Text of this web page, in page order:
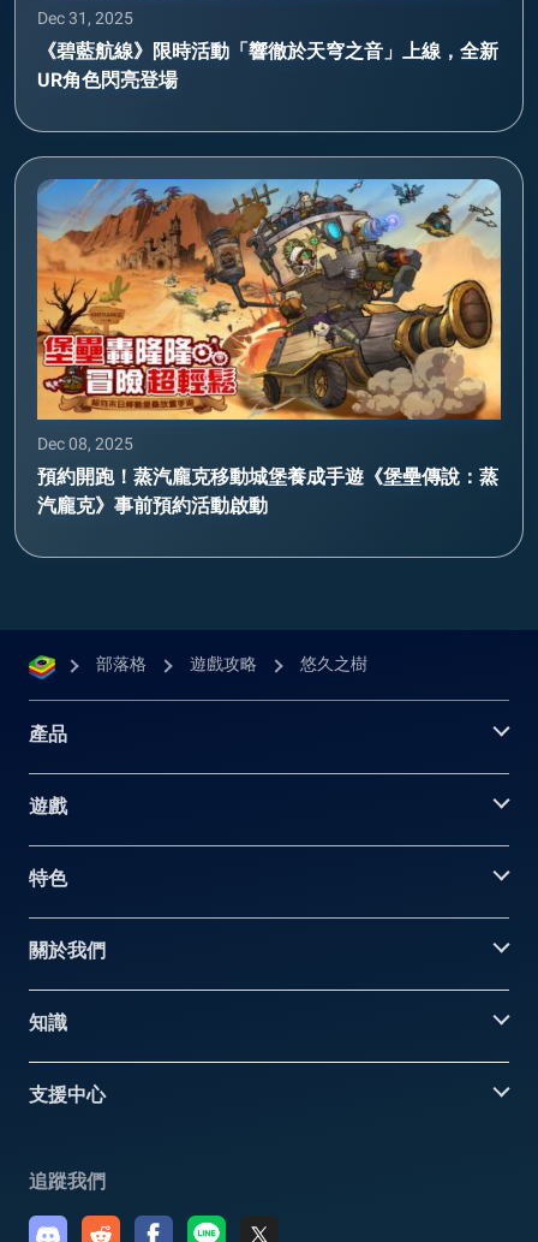
Dec 31, 2025
《碧藍航線》限時活動「響徹於天穹之音」上線，全新
UR角色閃亮登場
Dec 08, 2025
預約開跑！蒸汽龐克移動城堡養成手遊《堡壘傳說：蒸
汽龐克》事前預約活動啟動
部落格 遊戲攻略 悠久之樹
產品
遊戲
特色
關於我們
知識
支援中心
追蹤我們